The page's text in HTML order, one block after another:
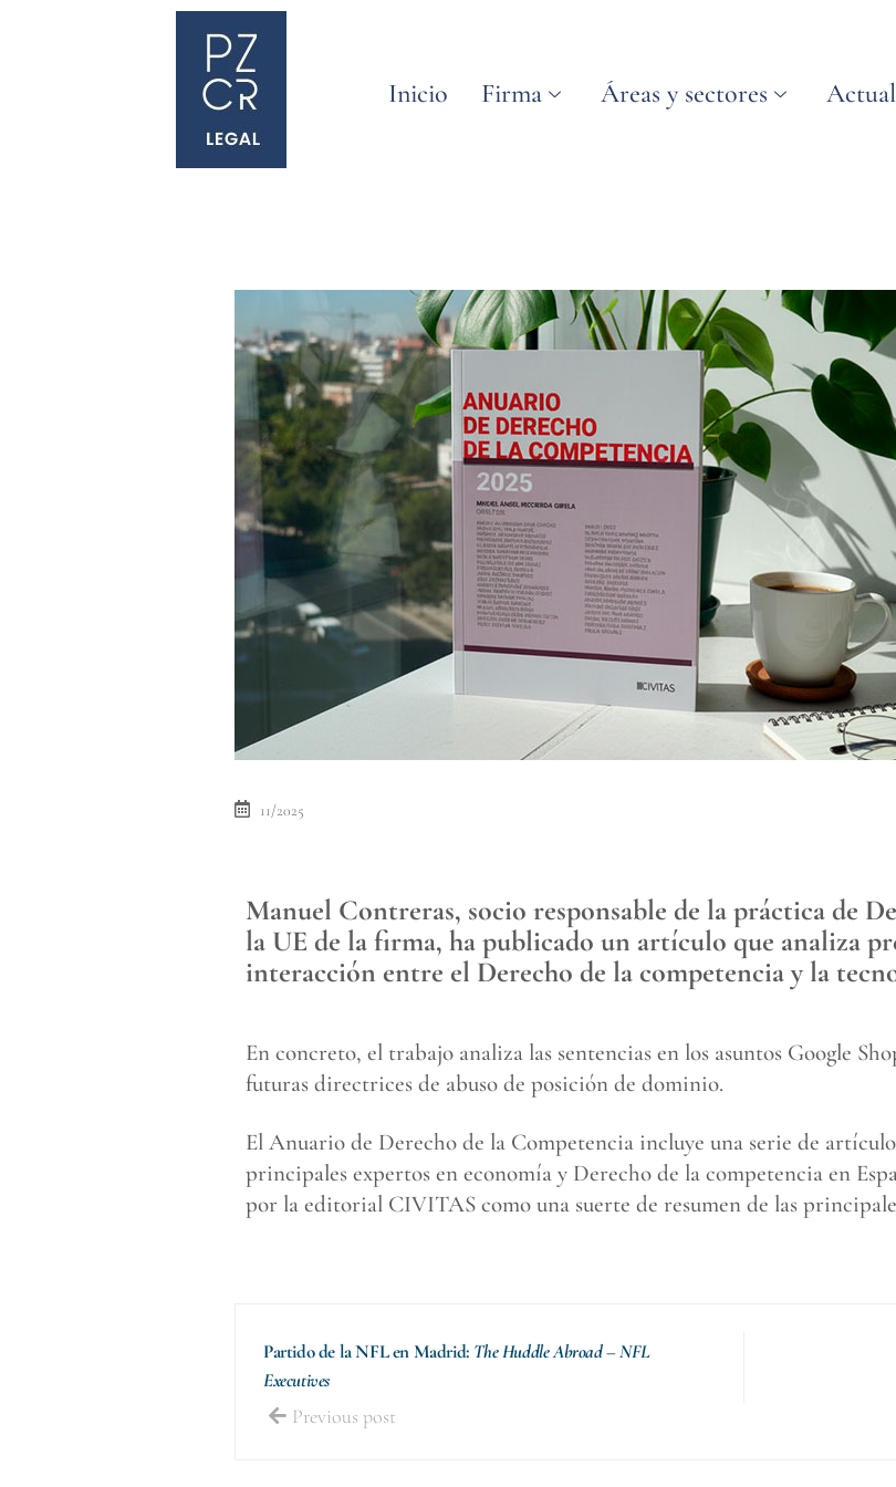
Inicio Firma Áreas y sectores
11/2025
Manuel Contreras, socio responsable de la práctica de
la UE de la firma, ha publicado un artículo que analiza
interacción entre el Derecho de la competencia y la
En concreto, el trabajo analiza las sentencias en los asuntos Google
futuras directrices de abuso de posición de dominio.
El Anuario de Derecho de la Competencia incluye una serie de
principales expertos en economía y Derecho de la competencia en
por la editorial CIVITAS como una suerte de resumen de las
Partido de la NFL en Madrid: The Huddle Abroad – NFL
Executives
Previous post